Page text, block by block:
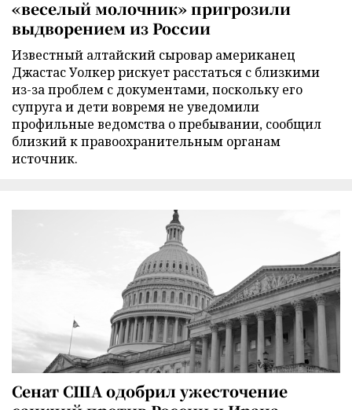
«веселый молочник» пригрозили
выдворением из России
Известный алтайский сыровар американец
Джастас Уолкер рискует расстаться с близкими
из-за проблем с документами, поскольку его
супруга и дети вовремя не уведомили
профильные ведомства о пребывании, сообщил
близкий к правоохранительным органам
источник.
Сенат США одобрил ужесточение